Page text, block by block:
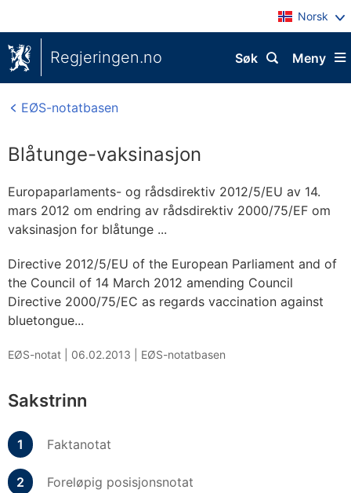
Norsk
Regjeringen.no Meny
Søk
EØS-notatbasen
Blåtunge-vaksinasjon
Europaparlaments- og rådsdirektiv 2012/5/EU av 14.
mars 2012 om endring av rådsdirektiv 2000/75/EF om
vaksinasjon for blåtunge ...
Directive 2012/5/EU of the European Parliament and of
the Council of 14 March 2012 amending Council
Directive 2000/75/EC as regards vaccination against
bluetongue...
EØS-notat | 06.02.2013 EØS-notatbasen
Sakstrinn
Faktanotat
Foreløpig posisjonsnotat